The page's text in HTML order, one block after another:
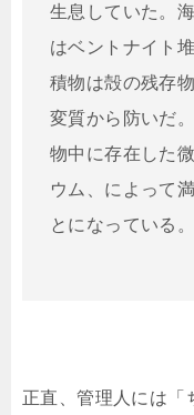
生息していた。
はベントナイト
積物は殻の残存
変質から防いだ
物中に存在した
ウム、によって
とになっている。
正直、管理人には「